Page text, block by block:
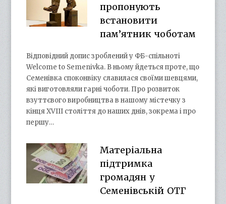
пропонують
встановити
пам’ятник чоботам
Відповідний допис зроблений у ФБ-спільноті
Welcome to Semenivka. В ньому йдеться проте, що
Семенівка споконвіку славилася своїми шевцями,
які виготовляли гарні чоботи. Про розвиток
взуттєвого виробництва в нашому містечку з
кінця XVIII століття до наших днів, зокрема і про
першу…
Матеріальна
підтримка
громадян у
Семенівській ОТГ